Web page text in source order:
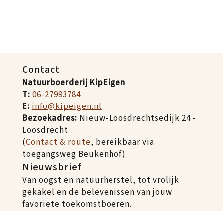
Contact
Natuurboerderij KipEigen
T:06-27993784
E:info@kipeigen.nl
Bezoekadres: Nieuw-Loosdrechtsedijk 24 -
Loosdrecht
(Contact & route, bereikbaar via
toegangsweg Beukenhof)
Nieuwsbrief
Van oogst en natuurherstel, tot vrolijk
gekakel en de belevenissen van jouw
favoriete toekomstboeren.